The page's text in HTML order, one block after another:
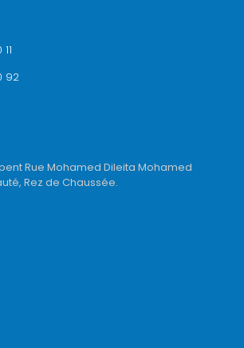
92
Rue Mohamed Dileita Mohamed
Rez de Chaussée.